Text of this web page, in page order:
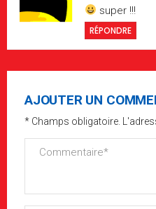
super !!!
RÉPONDRE
AJOUTER UN
* Champs obligatoire.